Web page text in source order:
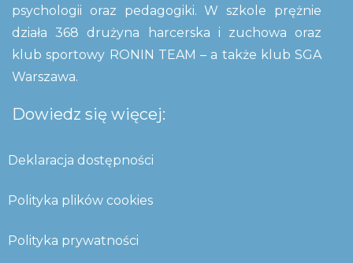
psychologii oraz pedagogiki. W szkole prężnie
działa 368 drużyna harcerska i zuchowa oraz
klub sportowy RONIN TEAM – a także klub SGA
Warszawa.
Dowiedz się więcej:
Deklaracja dostępności
Polityka plików cookies
Polityka prywatności